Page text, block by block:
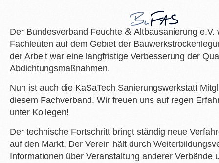
Der Bundesverband Feuchte & Altbausanierung e.V.
Fachleuten auf dem Gebiet der
der Arbeit war eine langfristige Verbesserung der
Abdichtungsmaßnahmen.
Nun ist auch die KaSaTech Sanierungswerkstatt
diesem Fachverband. Wir freuen uns auf regen
unter Kollegen!
Der technische Fortschritt bringt ständig neue
auf den Markt. Der Verein hält durch
Informationen über Veranstaltung anderer Verbände